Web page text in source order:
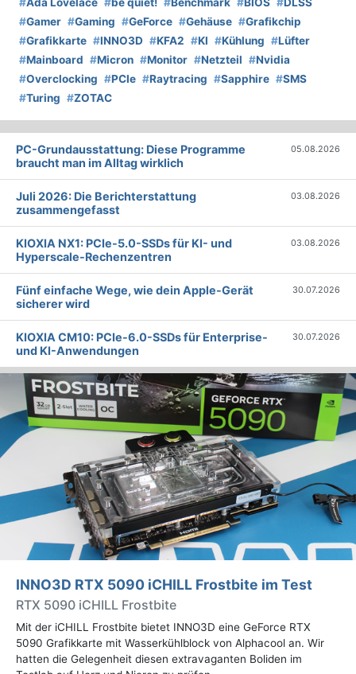
#Gamer #Gaming #GeForce #Gehäuse #Grafikchip
#Grafikkarte #INNO3D #KFA2 #KI #Kühlung #Lüfter
#Mainboard #Micron #Monitor #Netzteil #Nvidia
#Overclocking #PCIe #Raytracing #Sapphire #SMS
#Turing #ZOTAC
PC-Grundausstattung: Diese Programme
braucht man im Alltag wirklich
05.08.2026
Juli 2026: Die Bericht­erstattung
zusammengefasst
03.08.2026
KIOXIA NX1: PCIe-5.0-SSDs für KI- und
Hyperscale-Rechenzentren
03.08.2026
Fünf einfache Wege, wie dein Apple-Gerät
sicherer wird
30.07.2026
KIOXIA CM10: PCIe-6.0-SSDs für Enterprise-
und KI-Anwendungen
30.07.2026
INNO3D RTX 5090 iCHILL Frostbite im Test
RTX 5090 iCHILL Frostbite
Mit der iCHILL Frostbite bietet INNO3D eine GeForce RTX
5090 Grafikkarte mit Wasserkühlblock von Alphacool an. Wir
hatten die Gelegenheit diesen extravaganten Boliden im